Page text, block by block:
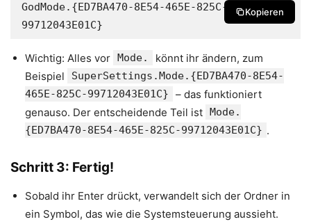
GodMode.{ED7BA470-8E54-465E-825C-
99712043E01C}
Kopieren
Wichtig: Alles vor Mode.
könnt ihr ändern, zum
Beispiel
SuperSettings.Mode.{ED7BA470-8E54-
465E-825C-99712043E01C}
– das funktioniert
genauso. Der entscheidende Teil ist Mode.
{ED7BA470-8E54-465E-825C-99712043E01C} .
Schritt 3: Fertig!
Sobald ihr Enter drückt, verwandelt sich der Ordner in
ein Symbol, das wie die Systemsteuerung aussieht.